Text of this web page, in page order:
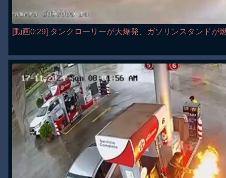
[動画0:29] タンクローリーが大爆発、ガソリンスタンドが